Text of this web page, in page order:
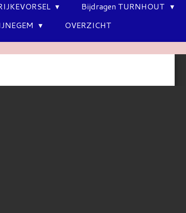
Bijdragen TURNHOUT
OVERZICHT